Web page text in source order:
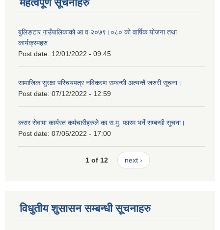
महत्वपूर्ण सूचनाहरु
बुलिङटार गाउँपालिकाको आ व २०७९।०८० को वार्षिक योजना तथा
कार्यक्रमहरु
Post date: 12/01/2022 - 09:45
सामाजिक सुरक्षा परिचयपत्र नविकरण सम्बन्धी अत्यन्तै जरुरी सूचना।
Post date: 07/12/2022 - 12:59
करार सेवामा कार्यरत कर्मचारीहरुले का.स.मु. फारम भर्ने सम्बन्धी सूचना।
Post date: 07/05/2022 - 17:00
1 of 12 next ›
विधुतीय शुसासन सम्बन्धी सूचनाहरु